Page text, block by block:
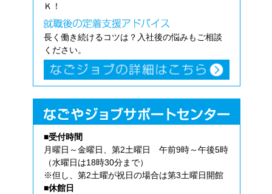
Ｋ！
長く働き続けるコツは？入社後の悩みもご相談
ください。
■受付時間
月曜日～金曜日、第2土曜日 午前9時～午後5時
（水曜日は18時30分まで）
※但し、第2土曜が祝日の場合は第3土曜日開館
■休館日